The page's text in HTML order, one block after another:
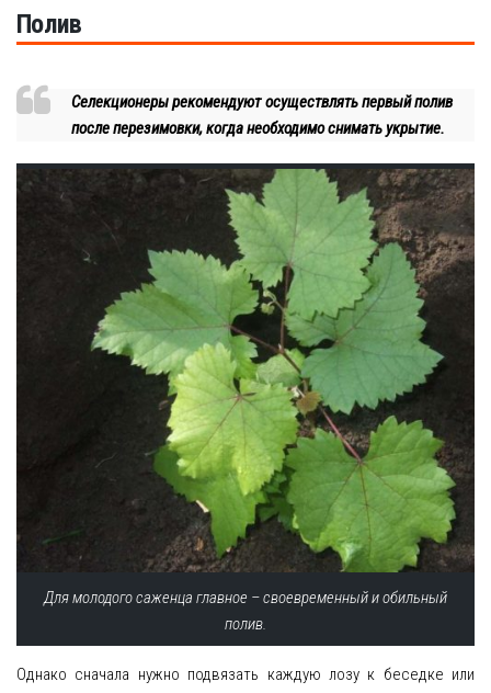
Полив
Селекционеры рекомендуют осуществлять первый полив
после перезимовки, когда необходимо снимать укрытие.
Для молодого саженца главное – своевременный и обильный
полив.
Однако сначала нужно подвязать каждую лозу к беседке или